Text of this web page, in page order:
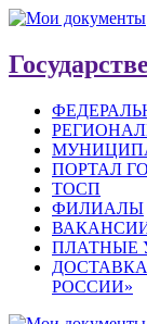
ПОРТАЛ
ТОСП
ФИЛИАЛЫ
ПЛАТНЫЕ
ДОСТАВКА
РОССИИ»